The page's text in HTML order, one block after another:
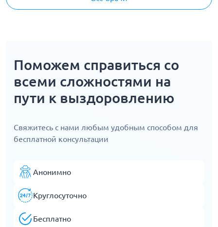
Поможем справиться со
всеми сложностями на
пути к выздоровлению
Свяжитесь с нами любым удобным способом для
бесплатной консультации
Анонимно
Круглосуточно
Бесплатно